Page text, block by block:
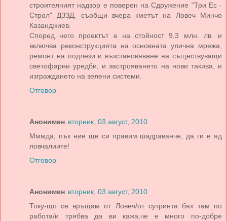
строителният надзор е поверен на Сдружение "Три Ес -
Строл" ДЗЗД, съобщи вчера кметът на Ловеч Минчо
Казанджиев.
Според него проектът е на стойност 9,3 млн. лв. и
включва реконструкцията на основната улична мрежа,
ремонт на подлези и възстановяване на съществуващи
светофарни уредби, и застрояването на нови такива, и
изграждането на зелени системи.
Отговор
Анонимен вторник, 03 август, 2010
Мммда, пък ние ще си правим шадраванче, да ги е яд
ловчалиите!
Отговор
Анонимен вторник, 03 август, 2010
Току-що се връщам от Ловеч/от сутринта бях там по
работа/и трябва да ви кажа,че е много по-добре